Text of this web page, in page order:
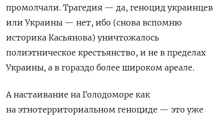
промолчали. Трагедия — да, геноцид украинцев
или Украины — нет, ибо (снова вспомню
историка Касьянова) уничтожалось
полиэтническое крестьянство, и не в пределах
Украины, а в гораздо более широком ареале.
А настаивание на Голодоморе как
на этнотерриториальном геноциде — это уже